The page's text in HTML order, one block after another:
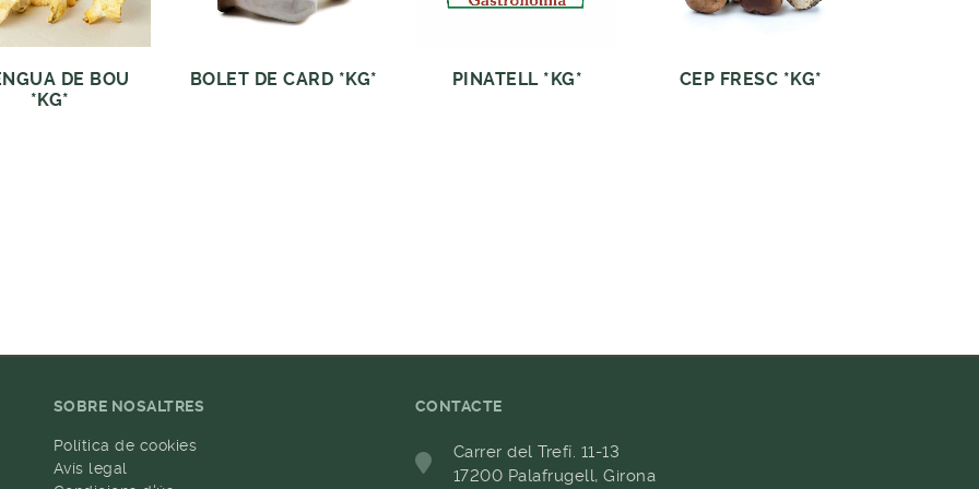
DE BOU
*KG*
BOLET DE CARD *KG* PINATELL *KG* CEP FRESC *KG*
SOBRE NOSALTRES
Política de cookies
Avís legal
CONTACTE
Carrer del Trefí. 11-13
17200 Palafrugell, Girona